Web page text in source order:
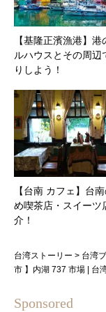
【基隆正濱漁港】港
ルハウスとその周辺
りしよう！
【台南 カフェ】台
め喫茶店・スイーツ
介！
台湾ストーリー > 台湾
市 】内湖 737 市場 | 台
Sponsored